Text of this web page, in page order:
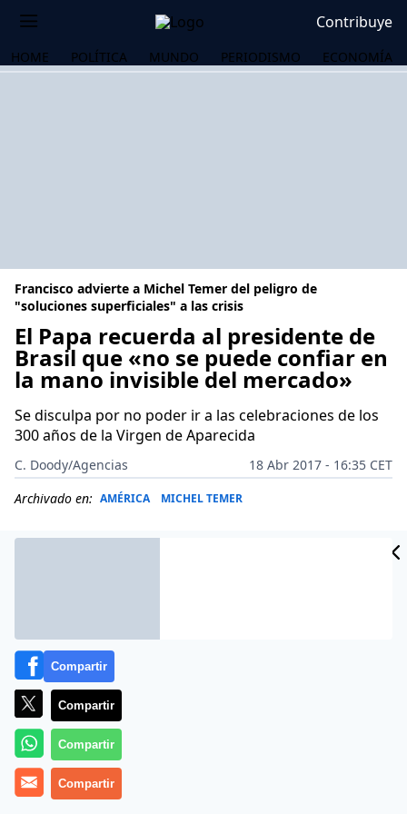
Contribuye
HOME POLÍTICA MUNDO PERIODISMO ECONOMÍA
Francisco advierte a Michel Temer del peligro de
"soluciones superficiales" a las crisis
El Papa recuerda al presidente de
Brasil que «no se puede confiar en
la mano invisible del mercado»
Se disculpa por no poder ir a las celebraciones de los
300 años de la Virgen de Aparecida
C. Doody/Agencias
18 Abr 2017 - 16:35 CET
Archivado en: AMÉRICA MICHEL TEMER
Más información
Compartir
Compartir
Compartir
Compartir